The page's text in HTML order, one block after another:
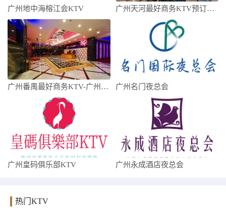
广州地中海榕江会KTV 广州天河最好商务KTV预订，看看有哪些需
广州番禺最好商务KTV-广州番禺十大商务 广州名门夜总会
广州皇码俱乐部KTV 广州永成酒店夜总会
热门KTV